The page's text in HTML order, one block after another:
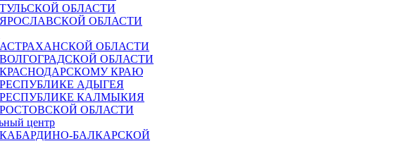
ОБЛАСТИ
ОБЛАСТИ
ОБЛАСТИ
ОБЛАСТИ
КРАЮ
АДЫГЕЯ
КАЛМЫКИЯ
ОБЛАСТИ
центр
БАЛКАРСКОЙ